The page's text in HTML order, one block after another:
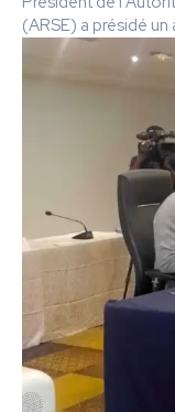
(ARSE) a présidé